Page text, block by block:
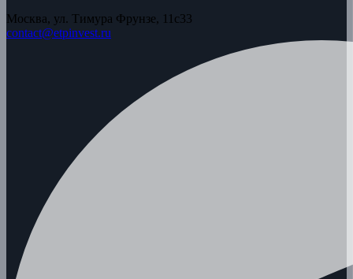
Москва, ул. Тимура Фрунзе, 11с33
contact@etpinvest.ru